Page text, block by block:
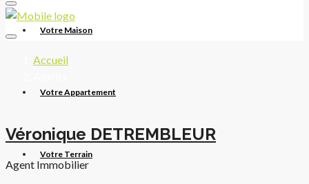
Votre Maison
Votre Appartement
Votre Terrain
Accueil
Véronique DETREMBLEUR
Agent Immobilier